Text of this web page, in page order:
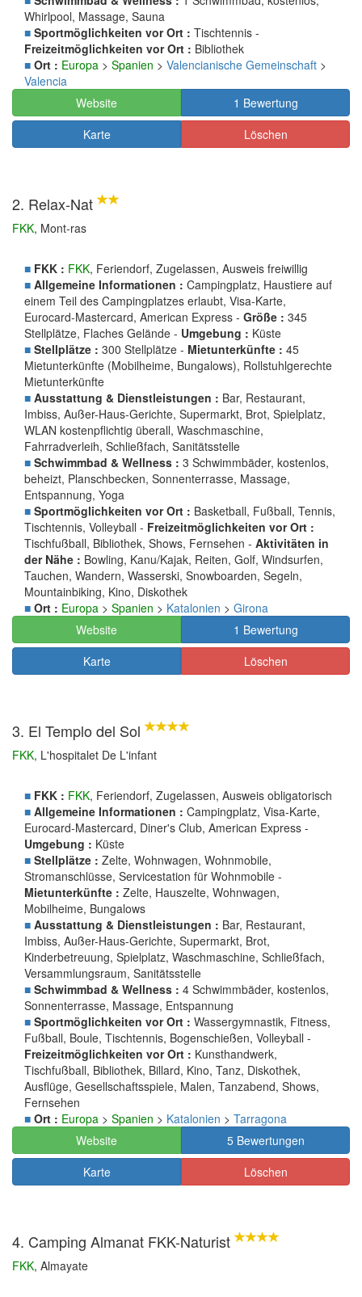
Whirlpool, Massage, Sauna
■ Sportmöglichkeiten vor Ort : Tischtennis -
Freizeitmöglichkeiten vor Ort : Bibliothek
■ Ort : Europa > Spanien > Valencianische Gemeinschaft >
Valencia
Website
1 Bewertung
Karte
Löschen
2. Relax-Nat
FKK, Mont-ras
■ FKK : FKK, Feriendorf, Zugelassen, Ausweis freiwillig
■ Allgemeine Informationen : Campingplatz, Haustiere auf
einem Teil des Campingplatzes erlaubt, Visa-Karte,
Eurocard-Mastercard, American Express - Größe : 345
Stellplätze, Flaches Gelände - Umgebung : Küste
■ Stellplätze : 300 Stellplätze - Mietunterkünfte : 45
Mietunterkünfte (Mobilheime, Bungalows), Rollstuhlgerechte
Mietunterkünfte
■ Ausstattung & Dienstleistungen : Bar, Restaurant,
Imbiss, Außer-Haus-Gerichte, Supermarkt, Brot, Spielplatz,
WLAN kostenpflichtig überall, Waschmaschine,
Fahrradverleih, Schließfach, Sanitätsstelle
■ Schwimmbad & Wellness : 3 Schwimmbäder, kostenlos,
beheizt, Planschbecken, Sonnenterrasse, Massage,
Entspannung, Yoga
■ Sportmöglichkeiten vor Ort : Basketball, Fußball, Tennis,
Tischtennis, Volleyball - Freizeitmöglichkeiten vor Ort :
Tischfußball, Bibliothek, Shows, Fernsehen - Aktivitäten in
der Nähe : Bowling, Kanu/Kajak, Reiten, Golf, Windsurfen,
Tauchen, Wandern, Wasserski, Snowboarden, Segeln,
Mountainbiking, Kino, Diskothek
■ Ort : Europa > Spanien > Katalonien > Girona
Website
1 Bewertung
Karte
Löschen
3. El Templo del Sol
FKK, L'hospitalet De L'infant
■ FKK : FKK, Feriendorf, Zugelassen, Ausweis obligatorisch
■ Allgemeine Informationen : Campingplatz, Visa-Karte,
Eurocard-Mastercard, Diner's Club, American Express -
Umgebung : Küste
■ Stellplätze : Zelte, Wohnwagen, Wohnmobile,
Stromanschlüsse, Servicestation für Wohnmobile -
Mietunterkünfte : Zelte, Hauszelte, Wohnwagen,
Mobilheime, Bungalows
■ Ausstattung & Dienstleistungen : Bar, Restaurant,
Imbiss, Außer-Haus-Gerichte, Supermarkt, Brot,
Kinderbetreuung, Spielplatz, Waschmaschine, Schließfach,
Versammlungsraum, Sanitätsstelle
■ Schwimmbad & Wellness : 4 Schwimmbäder, kostenlos,
Sonnenterrasse, Massage, Entspannung
■ Sportmöglichkeiten vor Ort : Wassergymnastik, Fitness,
Fußball, Boule, Tischtennis, Bogenschießen, Volleyball -
Freizeitmöglichkeiten vor Ort : Kunsthandwerk,
Tischfußball, Bibliothek, Billard, Kino, Tanz, Diskothek,
Ausflüge, Gesellschaftsspiele, Malen, Tanzabend, Shows,
Fernsehen
■ Ort : Europa > Spanien > Katalonien > Tarragona
Website
5 Bewertungen
Karte
Löschen
4. Camping Almanat FKK-Naturist
FKK, Almayate